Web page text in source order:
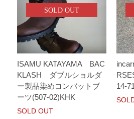
SOLD OUT
ISAMU KATAYAMA BAC
KLASH ダブルショルダ
ー製品染めコンバットブ
ーツ(507-02)KHK
SOLD OUT
14-